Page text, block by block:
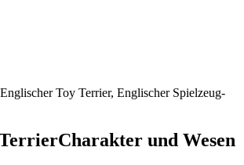
Englischer Toy Terrier, Englischer Spielzeug-
Charakter und Wesen